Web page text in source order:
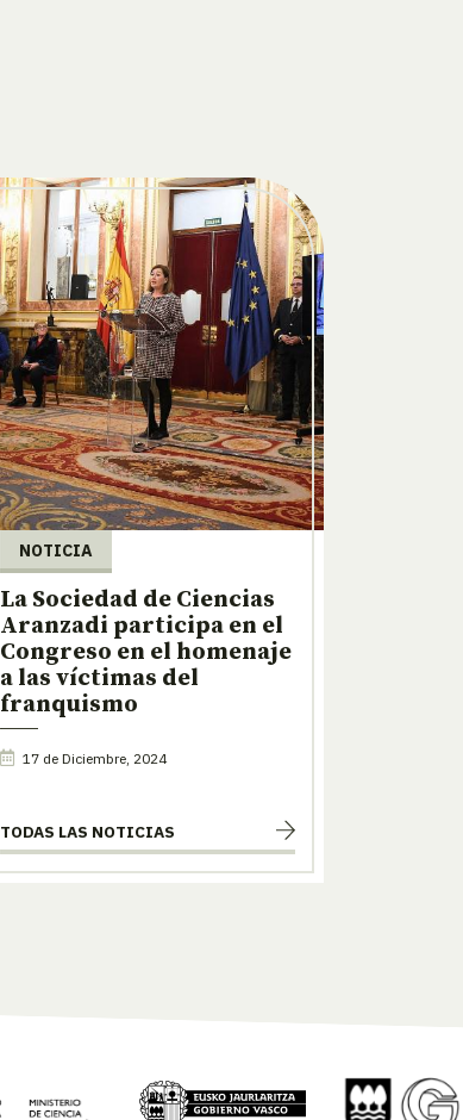
NOTICIA
La Sociedad de Ciencias
Aranzadi participa en el
Congreso en el homenaje
a las víctimas del
franquismo
17 de Diciembre, 2024
TODAS LAS NOTICIAS